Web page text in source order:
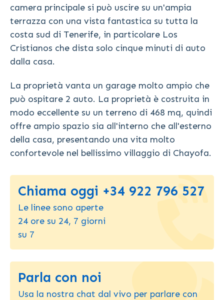
camera principale si può uscire su un'ampia
terrazza con una vista fantastica su tutta la
costa sud di Tenerife, in particolare Los
Cristianos che dista solo cinque minuti di auto
dalla casa.
La proprietà vanta un garage molto ampio che
può ospitare 2 auto. La proprietà è costruita in
modo eccellente su un terreno di 468 mq, quindi
offre ampio spazio sia all'interno che all'esterno
della casa, presentando una vita molto
confortevole nel bellissimo villaggio di Chayofa.
Chiama oggi +34 922 796 527
Le linee sono aperte
24 ore su 24, 7 giorni
su 7
Parla con noi
Usa la nostra chat dal vivo per parlare con